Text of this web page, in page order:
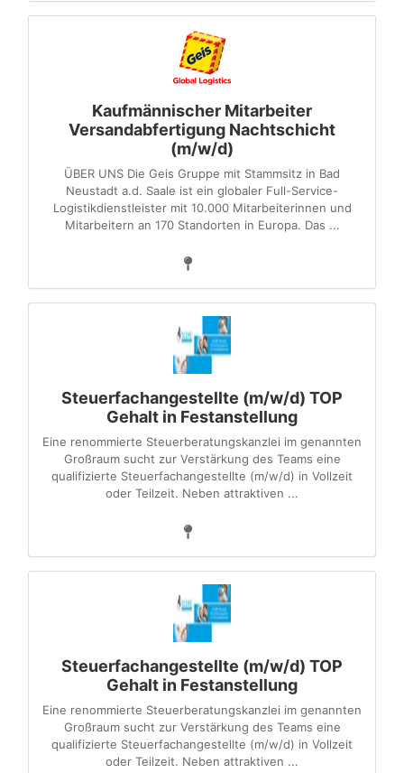
Kaufmännischer Mitarbeiter
Versandabfertigung Nachtschicht
(m/w/d)
ÜBER UNS Die Geis Gruppe mit Stammsitz in Bad
Neustadt a.d. Saale ist ein globaler Full-Service-
Logistikdienstleister mit 10.000 Mitarbeiterinnen und
Mitarbeitern an 170 Standorten in Europa. Das ...
Steuerfachangestellte (m/w/d) TOP
Gehalt in Festanstellung
Eine renommierte Steuerberatungskanzlei im genannten
Großraum sucht zur Verstärkung des Teams eine
qualifizierte Steuerfachangestellte (m/w/d) in Vollzeit
oder Teilzeit. Neben attraktiven ...
Steuerfachangestellte (m/w/d) TOP
Gehalt in Festanstellung
Eine renommierte Steuerberatungskanzlei im genannten
Großraum sucht zur Verstärkung des Teams eine
qualifizierte Steuerfachangestellte (m/w/d) in Vollzeit
oder Teilzeit. Neben attraktiven ...